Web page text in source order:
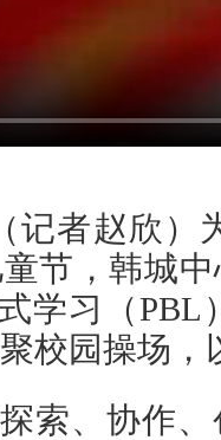
（记者赵欣
节，韩城
学习（PBL
校园操场，
索、协作